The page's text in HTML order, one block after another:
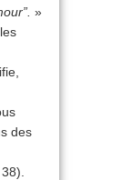
»
des